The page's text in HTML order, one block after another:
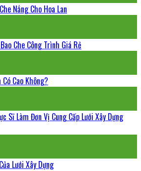
Nắng Cho Hoa Lan
Che Công Trình Giá Rẻ
Cao Không?
Sĩ Làm Đơn Vị Cung Cấp Lưới Xây Dựng
Lưới Xây Dựng